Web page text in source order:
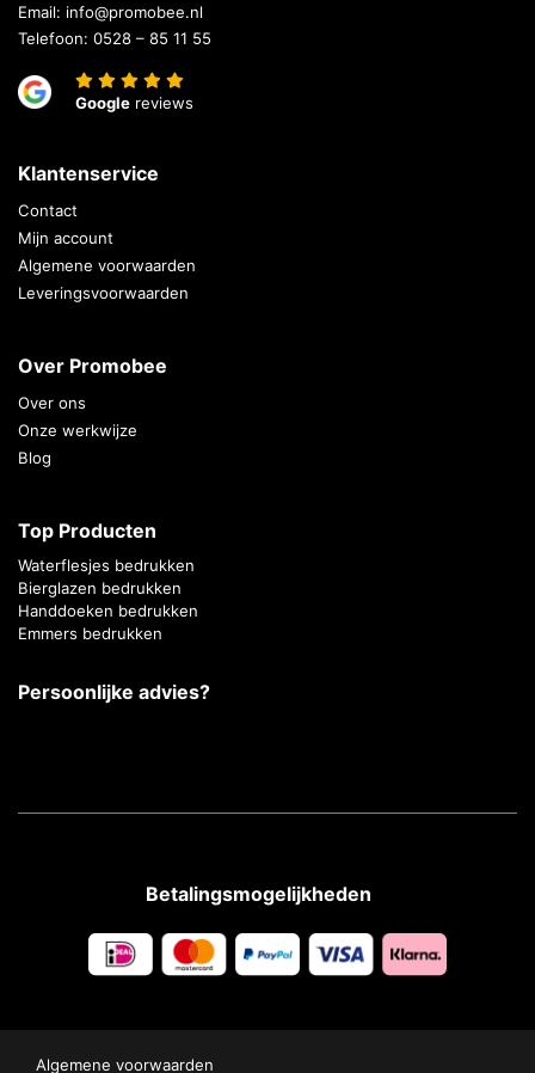
Email: info@promobee.nl
Telefoon: 0528 – 85 11 55
Google reviews
Klantenservice
Contact
Mijn account
Algemene voorwaarden
Leveringsvoorwaarden
Over Promobee
Over ons
Onze werkwijze
Blog
Top Producten
Waterflesjes bedrukken
Bierglazen bedrukken
Handdoeken bedrukken
Emmers bedrukken
Persoonlijke advies?
Betalingsmogelijkheden
Algemene voorwaarden